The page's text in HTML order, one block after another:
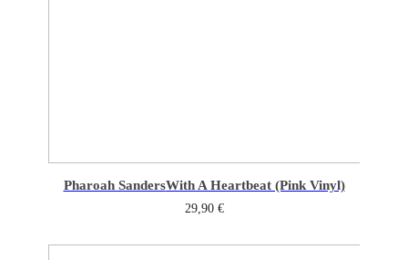
Pharoah SandersWith A Heartbeat (Pink Vinyl)
29,90 €